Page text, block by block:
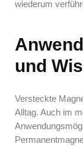
wiederum
und
Versteckte
Alltag. Auch im